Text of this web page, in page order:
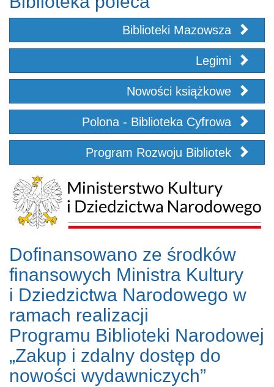
Biblioteki Mazowsza
Legimi
Nowości książkowe
Polona - Biblioteka Cyfrowa
Program Rozwoju Bibliotek
Dofinansowano ze środków
finansowych Ministra Kultury
i Dziedzictwa Narodowego w
ramach realizacji
Programu Biblioteki Narodowej
„Zakup i zdalny dostęp do
nowości wydawniczych”